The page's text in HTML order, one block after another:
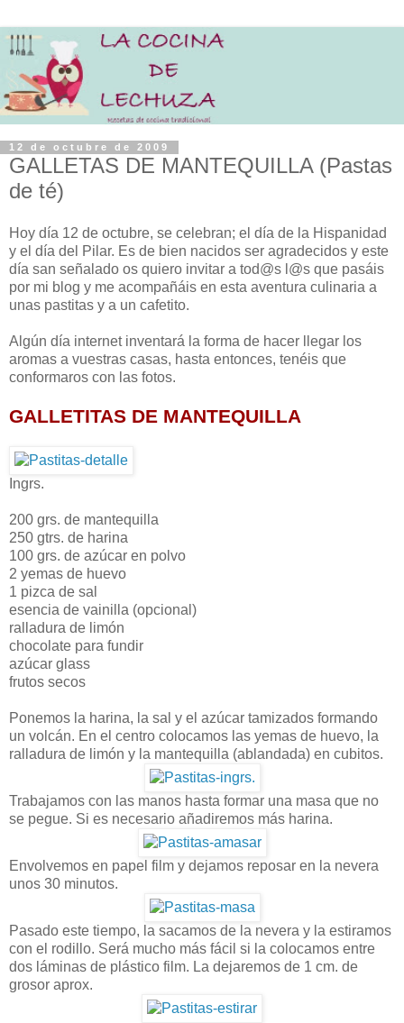
12 de octubre de 2009
GALLETAS DE MANTEQUILLA (Pastas
de té)
Hoy día 12 de octubre, se celebran; el día de la Hispanidad
y el día del Pilar. Es de bien nacidos ser agradecidos y este
día san señalado os quiero invitar a tod@s l@s que pasáis
por mi blog y me acompañáis en esta aventura culinaria a
unas pastitas y a un cafetito.
Algún día internet inventará la forma de hacer llegar los
aromas a vuestras casas, hasta entonces, tenéis que
conformaros con las fotos.
GALLETITAS DE MANTEQUILLA
Ingrs.
200 grs. de mantequilla
250 gtrs. de harina
100 grs. de azúcar en polvo
2 yemas de huevo
1 pizca de sal
esencia de vainilla (opcional)
ralladura de limón
chocolate para fundir
azúcar glass
frutos secos
Ponemos la harina, la sal y el azúcar tamizados formando
un volcán. En el centro colocamos las yemas de huevo, la
ralladura de limón y la mantequilla (ablandada) en cubitos.
Trabajamos con las manos hasta formar una masa que no
se pegue. Si es necesario añadiremos más harina.
Envolvemos en papel film y dejamos reposar en la nevera
unos 30 minutos.
Pasado este tiempo, la sacamos de la nevera y la estiramos
con el rodillo. Será mucho más fácil si la colocamos entre
dos láminas de plástico film. La dejaremos de 1 cm. de
grosor aprox.